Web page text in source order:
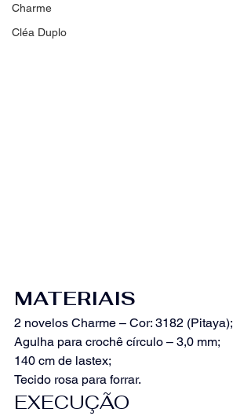
Charme
Cléa Duplo
MATERIAIS
2 novelos Charme – Cor: 3182 (Pitaya);
Agulha para crochê círculo – 3,0 mm;
140 cm de lastex;
Tecido rosa para forrar.
EXECUÇÃO